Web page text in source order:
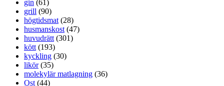
gin (61)
grill (90)
högtidsmat (28)
husmanskost (47)
huvudrätt (301)
kött (193)
kyckling (30)
likör(35)
molekylär matlagning (36)
Ost (44)